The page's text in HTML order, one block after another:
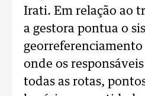
Irati. Em relação ao
a gestora pontua o
onde os
todas as rotas,